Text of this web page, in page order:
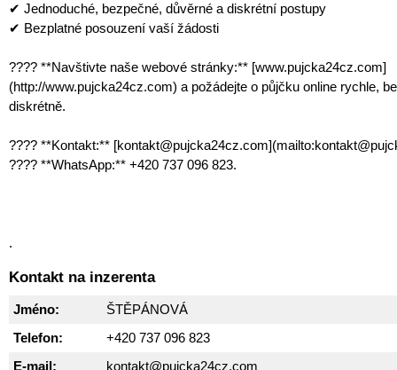
✔ Jednoduché, bezpečné, důvěrné a diskrétní postupy
✔ Bezplatné posouzení vaší žádosti
???? **Navštivte naše webové stránky:** [www.pujcka24cz.com]
(http://www.pujcka24cz.com) a požádejte o půjčku online rychle,
diskrétně.
???? **Kontakt:**
???? **WhatsApp:** +420 737 096 823.
.
Kontakt na inzerenta
Jméno:
ŠTĚPÁNOVÁ
Telefon:
+420 737 096 823
E-mail:
kontakt@pujcka24cz.com